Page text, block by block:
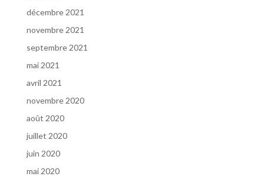
décembre 2021
novembre 2021
septembre 2021
mai 2021
avril 2021
novembre 2020
août 2020
juillet 2020
juin 2020
mai 2020